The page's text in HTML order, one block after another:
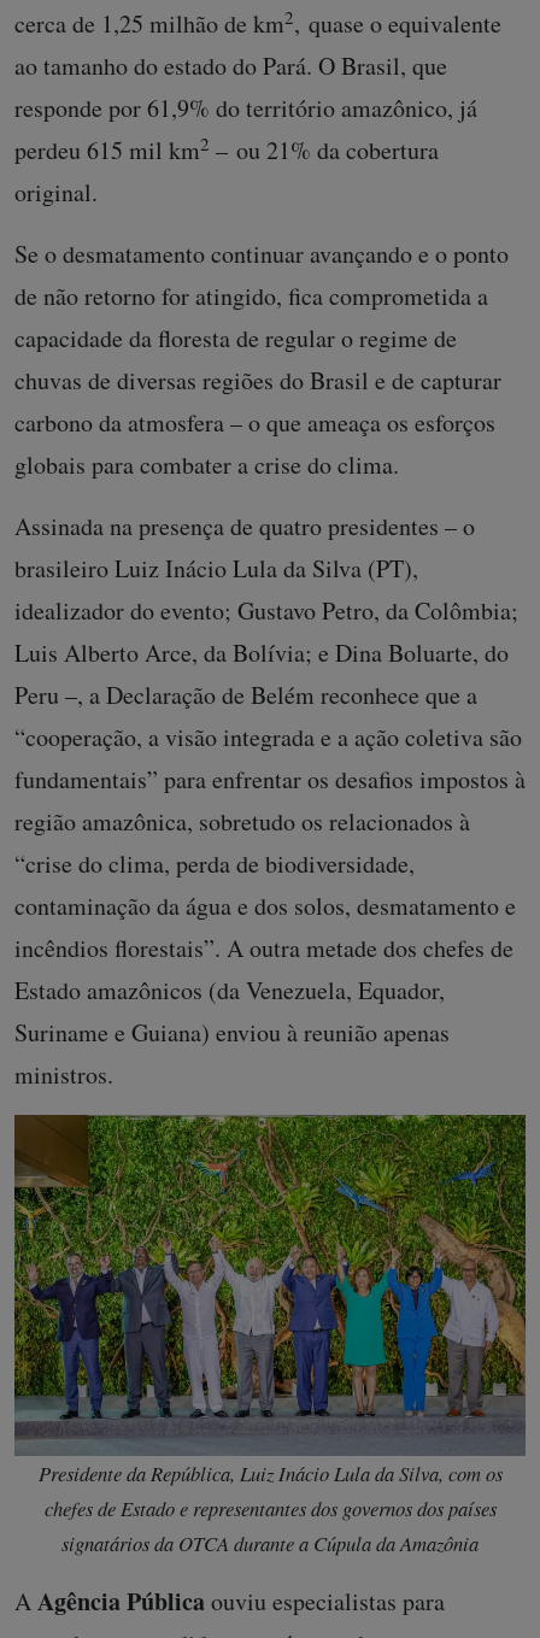
cerca de 1,25 milhão de km2, quase o equivalente
ao tamanho do estado do Pará. O Brasil, que
responde por 61,9% do território amazônico, já
perdeu 615 mil km2 – ou 21% da cobertura
original.
Se o desmatamento continuar avançando e o ponto
de não retorno for atingido, fica comprometida a
capacidade da floresta de regular o regime de
chuvas de diversas regiões do Brasil e de capturar
carbono da atmosfera – o que ameaça os esforços
globais para combater a crise do clima.
Assinada na presença de quatro presidentes – o
brasileiro Luiz Inácio Lula da Silva (PT),
idealizador do evento; Gustavo Petro, da Colômbia;
Luis Alberto Arce, da Bolívia; e Dina Boluarte, do
Peru –, a Declaração de Belém reconhece que a
“cooperação, a visão integrada e a ação coletiva são
fundamentais” para enfrentar os desafios impostos à
região amazônica, sobretudo os relacionados à
“crise do clima, perda de biodiversidade,
contaminação da água e dos solos, desmatamento e
incêndios florestais”. A outra metade dos chefes de
Estado amazônicos (da Venezuela, Equador,
Suriname e Guiana) enviou à reunião apenas
ministros.
Presidente da República, Luiz Inácio Lula da Silva, com os
chefes de Estado e representantes dos governos dos países
signatários da OTCA durante a Cúpula da Amazônia
AAgência Públicaouviu especialistas para